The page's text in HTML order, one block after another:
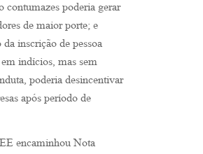
contumazes poderia gerar
de maior porte; e
inscrição de pessoa
indícios, mas sem
poderia desincentivar
após período de
encaminhou Nota